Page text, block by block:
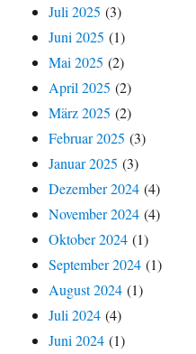
Juli 2025 (3)
Juni 2025 (1)
Mai 2025 (2)
April 2025 (2)
März 2025 (2)
Februar 2025 (3)
Januar 2025 (3)
Dezember 2024 (4)
November 2024 (4)
Oktober 2024 (1)
September 2024 (1)
August 2024 (1)
Juli 2024 (4)
Juni 2024 (1)